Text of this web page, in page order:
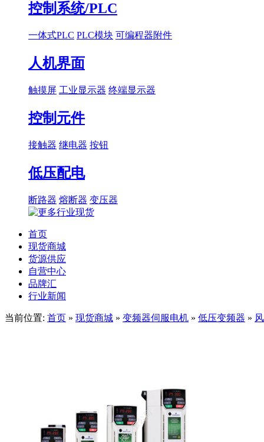
控制系统/PLC
一体式PLC PLC模块 可编程器附件
人机界面
触摸屏 工业显示器 终端显示器
控制元件
接触器 继电器 按钮
低压配电
断路器 熔断器 变压器
首页
现货商城
货源供应
自营中心
品牌汇
行业新闻
当前位置: 首页 » 现货商城 » 变频器伺服电机 » 低压变频器 »